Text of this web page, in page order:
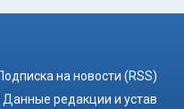
на новости (RSS)
Данные редакции и устав